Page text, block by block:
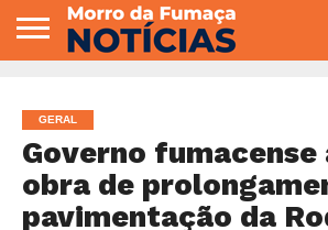
VEREADORES
GERAL
Governo
obra de
pavimentação da